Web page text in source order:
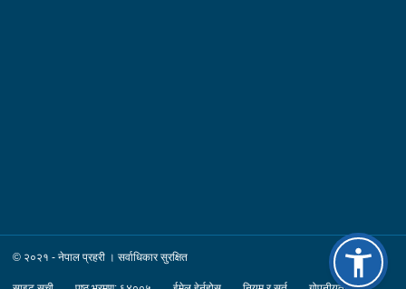
© २०२१ - नेपाल प्रहरी । सर्वाधिकार सुरक्षित